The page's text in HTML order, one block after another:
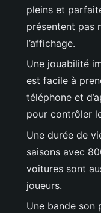
pleins et
présentent pas
l’affichage.
Une jouabilité
est facile à
téléphone et
pour contrôler
Une durée de
saisons avec
voitures sont
joueurs.
Une bande son